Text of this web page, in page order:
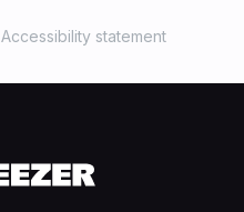
Accessibility statement